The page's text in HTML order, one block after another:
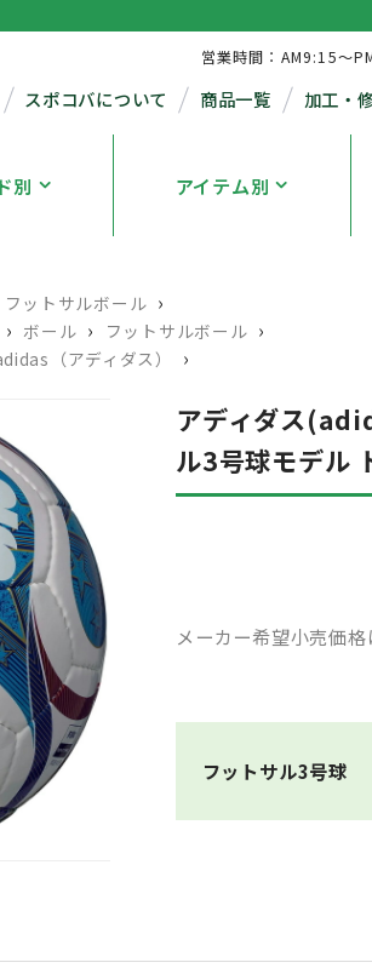
営業時間：AM9:15～
スポコバについて 商品一覧 加工・
別 アイテム別
フットサルボール ›
› ボール › フットサルボール ›
（アディダス） ›
アディダス
ル3号球モデル
メーカー希望小売価
フットサル3号球